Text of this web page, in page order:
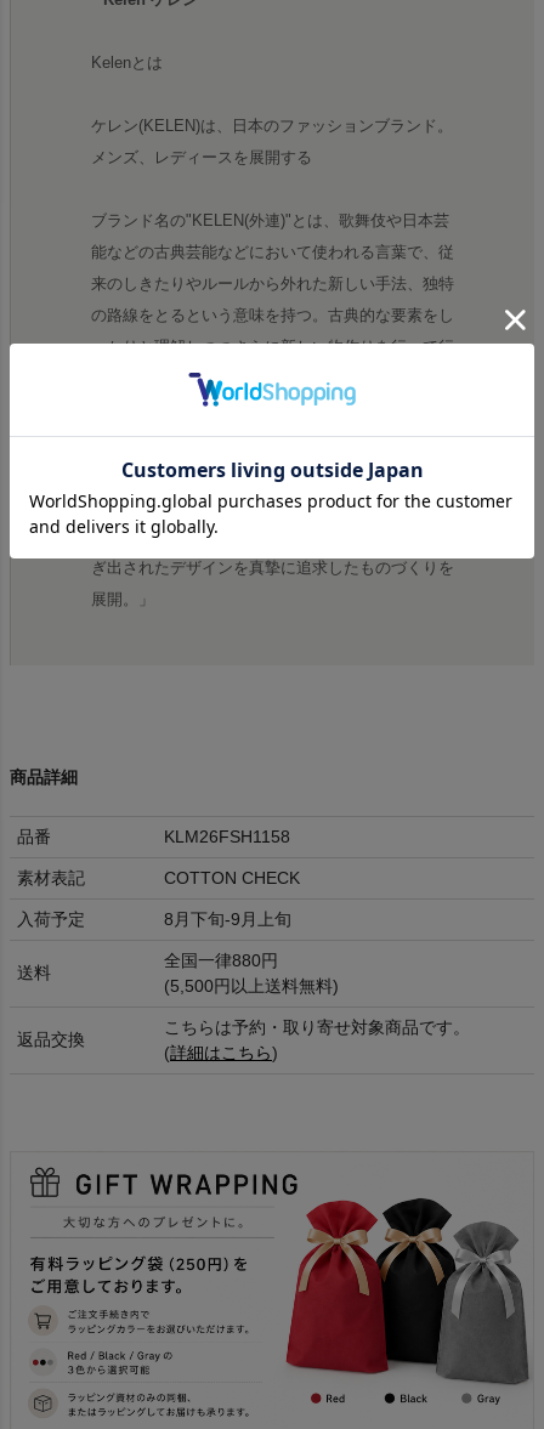
Kelenとは
ケレン(KELEN)は、日本のファッションブランド。
メンズ、レディースを展開する
ブランド名の"KELEN(外連)"とは、歌舞伎や日本芸
能などの古典芸能などにおいて使われる言葉で、従
来のしきたりやルールから外れた新しい手法、独特
の路線をとるという意味を持つ。古典的な要素をし
っかりと理解しつつさらに新しい物作りを行って行
きたいという思いが込められている。
メンズコンセプトは「伝統的な要素を理解し敬いつ
つも既成概念にとらわれない独自のプロダクトにア
ップデート。日常の中から生まれた実用性のアイデ
アと時代に添って融合、解体、再構築を繰り返し紡
ぎ出されたデザインを真摯に追求したものづくりを
展開。」
商品詳細
品番 KLM26FSH1158
素材表記 COTTON CHECK
入荷予定 8月下旬-9月上旬
送料
全国一律880円
(5,500円以上送料無料)
返品交換
こちらは予約・取り寄せ対象商品です。
(詳細はこちら)